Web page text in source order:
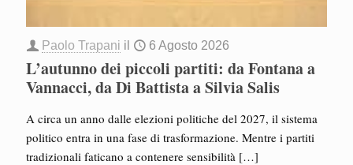
Paolo Trapani il 6 Agosto 2026
L’autunno dei piccoli partiti: da Fontana a
Vannacci, da Di Battista a Silvia Salis
A circa un anno dalle elezioni politiche del 2027, il sistema
politico entra in una fase di trasformazione. Mentre i partiti
tradizionali faticano a contenere sensibilità […]